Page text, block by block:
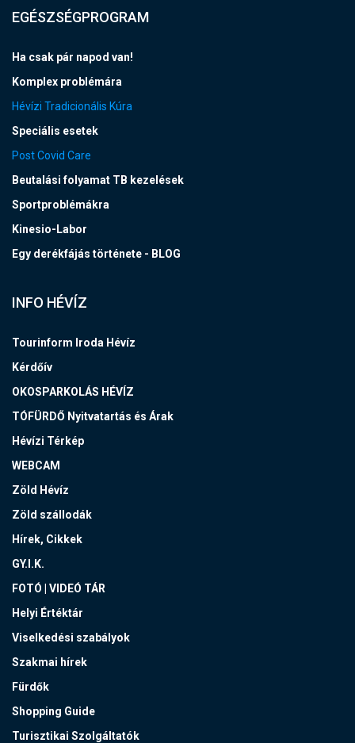
EGÉSZSÉGPROGRAM
Ha csak pár napod van!
Komplex problémára
Hévízi Tradicionális Kúra
Speciális esetek
Post Covid Care
Beutalási folyamat TB kezelések
Sportproblémákra
Kinesio-Labor
Egy derékfájás története - BLOG
INFO HÉVÍZ
Tourinform Iroda Hévíz
Kérdőív
OKOSPARKOLÁS HÉVÍZ
TÓFÜRDŐ Nyitvatartás és Árak
Hévízi Térkép
WEBCAM
Zöld Hévíz
Zöld szállodák
Hírek, Cikkek
GY.I.K.
FOTÓ | VIDEÓ TÁR
Helyi Értéktár
Viselkedési szabályok
Szakmai hírek
Fürdők
Shopping Guide
Turisztikai Szolgáltatók